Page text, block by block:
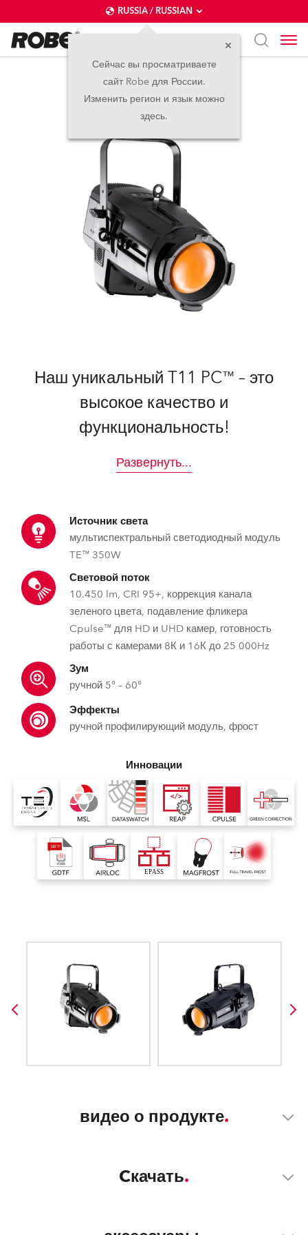
RUSSIA / RUSSIAN
Сейчас вы просматриваете
сайт Robe для России.
Изменить регион и язык можно
здесь.
T11 PC™
Наш уникальный T11 PC™ – это
высокое качество и
функциональность!
Развернуть...
Источник света
мультиспектральный светодиодный модуль
TE™ 350W
Световой поток
10.450 lm, CRI 95+, коррекция канала
зеленого цвета, подавление фликера
Cpulse™ для HD и UHD камер, готовность
работы с камерами 8К и 16К до 25 000Hz
Зум
ручной 5° – 60°
Эффекты
ручной профилирующий модуль, фрост
Инновации
видео о продукте
Cкачать